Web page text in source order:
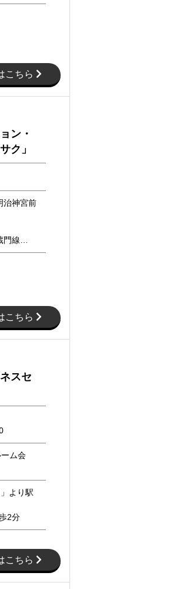
こちら
ン・
ク」
治神宮前
門線…
こちら
スセ
ム会
より駅
2分
こちら